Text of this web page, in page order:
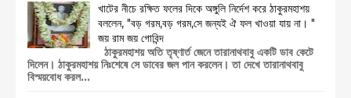
খাটের নীচে রক্ষিত ফলের দিকে অঙ্গুলি নির্দেশ করে ঠাকুরমহাশয়
বললেন, "বড় গরম,বড় গরম,সে জন্যই ঐ ফল খাওয়া যায় না। "
জয় রাম জয় গোবিন্দ
ঠাকুরমহাশয় অতি তৃষ্ণার্ত জেনে তারানাথবাবু একটি ডাব কেটে
দিলেন। ঠাকুরমহাশয় নিঃশেষে সে ডাবের জল পান করলেন। তা দেখে তারানাথবাবু
বিস্ময়বোধ করল...